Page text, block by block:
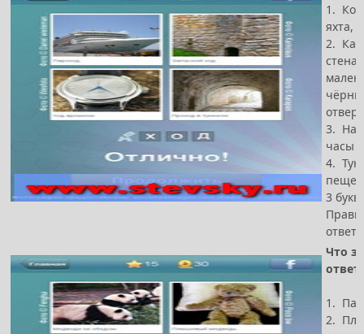
1.
яхта,
2.
стена
3.
часы
4.
3
ответ
Что
1.
2.